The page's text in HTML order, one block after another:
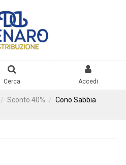
Cerca Accedi
Sconto 40%
Cono Sabbia